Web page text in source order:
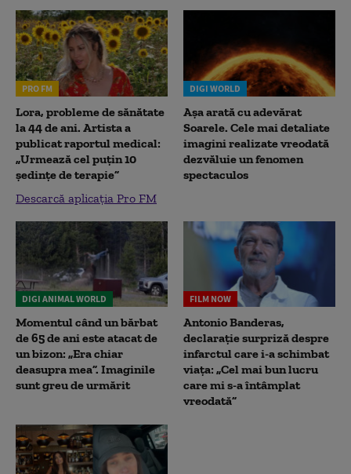
PRO FM
Lora, probleme de sănătate
la 44 de ani. Artista a
publicat raportul medical:
„Urmează cel puțin 10
ședințe de terapie”
Descarcă aplicația Pro FM
DIGI WORLD
Așa arată cu adevărat
Soarele. Cele mai detaliate
imagini realizate vreodată
dezvăluie un fenomen
spectaculos
DIGI ANIMAL WORLD
Momentul când un bărbat
de 65 de ani este atacat de
un bizon: „Era chiar
deasupra mea”. Imaginile
sunt greu de urmărit
FILM NOW
Antonio Banderas,
declarație surpriză despre
infarctul care i-a schimbat
viața: „Cel mai bun lucru
care mi s-a întâmplat
vreodată”